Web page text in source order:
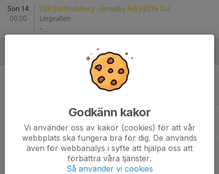
Sön 14
00:00
LBK Gottfridsberg - Smedby AIS F2016 Gul
Lingvallen
-
Rimforsa IF F15/16 - LBK Gottfridsberg
11:00
LBK Gottfridsberg - BK Zeros F16 Vit
Skarpans IP
Malmslätts AIK - LBK Gottfridsberg
Hellgrenshagen D-plan 2
Godkänn kakor
Vi använder oss av kakor (cookies) för att vår
webbplats ska fungera bra för dig. De används
även för webbanalys i syfte att hjälpa oss att
förbättra våra tjänster.
Så använder vi cookies